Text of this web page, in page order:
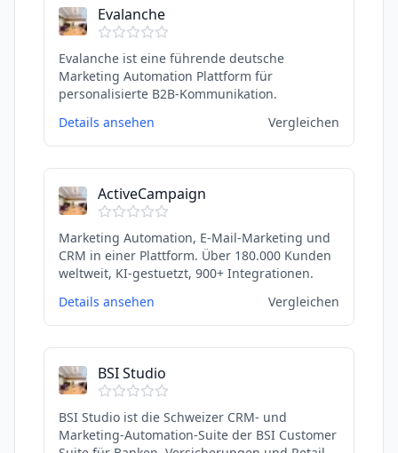
Evalanche
Evalanche ist eine führende deutsche
Marketing Automation Plattform für
personalisierte B2B-Kommunikation.
Details ansehen
Vergleichen
ActiveCampaign
Marketing Automation, E-Mail-Marketing und
CRM in einer Plattform. Über 180.000 Kunden
weltweit, KI-gestuetzt, 900+ Integrationen.
Details ansehen
Vergleichen
BSI Studio
BSI Studio ist die Schweizer CRM- und
Marketing-Automation-Suite der BSI Customer